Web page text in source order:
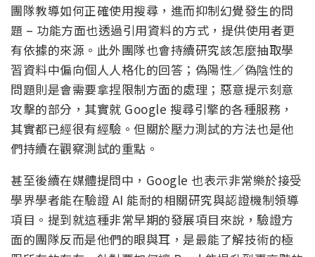
團隊教導如何正確使用搜尋，進而抑制幻覺發生的問
題 – 功能方面也透過引用資料的方式，提供使用者更
有依據的來源。此外團隊也會持續研究該怎麼抽取學
習資料中偏向個人人格化的回答；偽陽性／偽陰性的
問題則是會需要拿捏限制方面的處理；惡意提示刻意
攻擊的部分，其實就 Google 搜尋引擎的各種服務，
其實都已經很有經驗。但關於壓力測試的方法也是他
們持續在觀察測試的重點。
甚至後續在媒體提問中，Google 也表示非常樂於接受
學界學者能在驗證 AI 能耐的相關研究與認證機制領導
項目。提到就這種非常早期的發展項目來說，驗證方
面的團隊反而是他們的眼與耳，是最能了解技術的極